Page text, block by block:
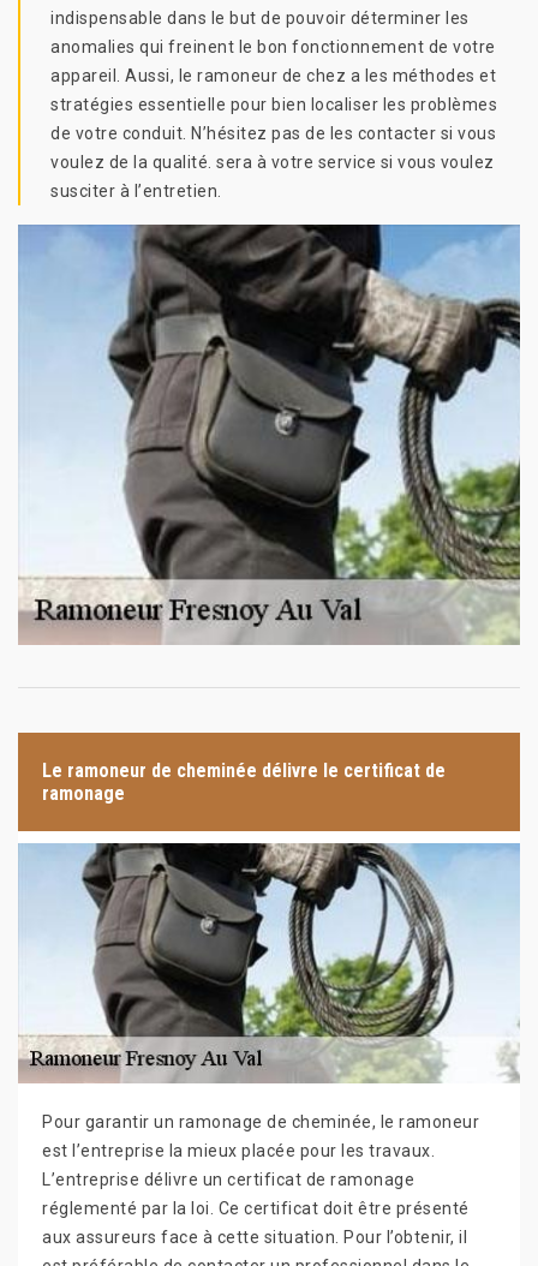
indispensable dans le but de pouvoir déterminer les
anomalies qui freinent le bon fonctionnement de votre
appareil. Aussi, le ramoneur de chez a les méthodes et
stratégies essentielle pour bien localiser les problèmes
de votre conduit. N’hésitez pas de les contacter si vous
voulez de la qualité. sera à votre service si vous voulez
susciter à l’entretien.
Le ramoneur de cheminée délivre le certificat de
ramonage
Pour garantir un ramonage de cheminée, le ramoneur
est l’entreprise la mieux placée pour les travaux.
L’entreprise délivre un certificat de ramonage
réglementé par la loi. Ce certificat doit être présenté
aux assureurs face à cette situation. Pour l’obtenir, il